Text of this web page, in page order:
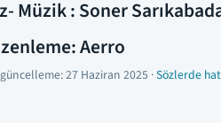
Müzik : Soner
Aerro
27 Haziran 2025 ·Sözlerde